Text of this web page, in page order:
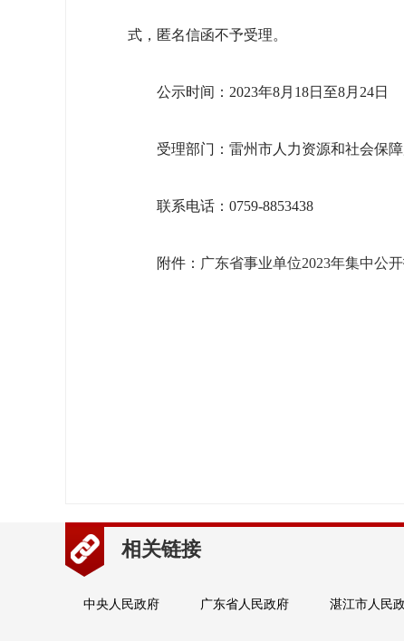
式，匿名信函不予受理。
公示时间：2023年8月18日至8月24日
受理部门：雷州市人力资源和社会保障
联系电话：0759-8853438
附件： 广东省事业单位2023年集中公
相关链接
中央人民政府 广东省人民政府 湛江市人民